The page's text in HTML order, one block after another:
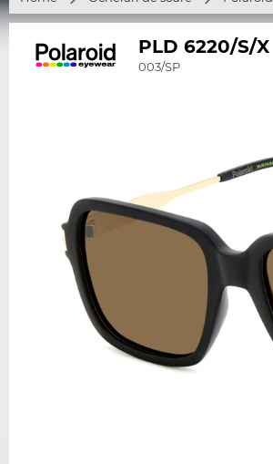
PLD 6220/S/X
003/SP